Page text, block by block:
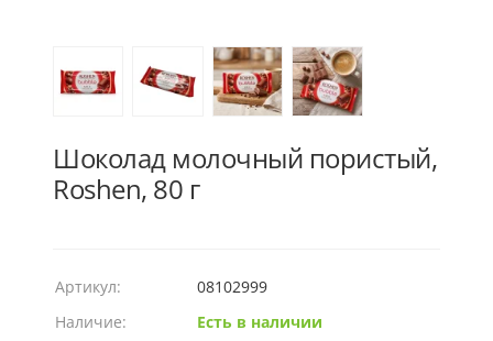
Шоколад молочный пористый,
Roshen, 80 г
Артикул:
08102999
Наличие:
Есть в наличии